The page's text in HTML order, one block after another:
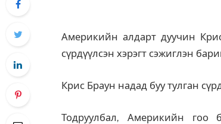
Америкийн алдарт дуучин
сүрдүүлсэн хэрэгт сэжиглэн
Крис Браун надад буу тулган
Тодруулбал, Америкийн гоо